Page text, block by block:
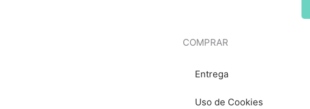
COMPRAR
Entrega
Uso de Cookies